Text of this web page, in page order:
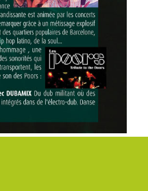
Samedi 25 juillet
2026 – 20H45 –
Megad ...